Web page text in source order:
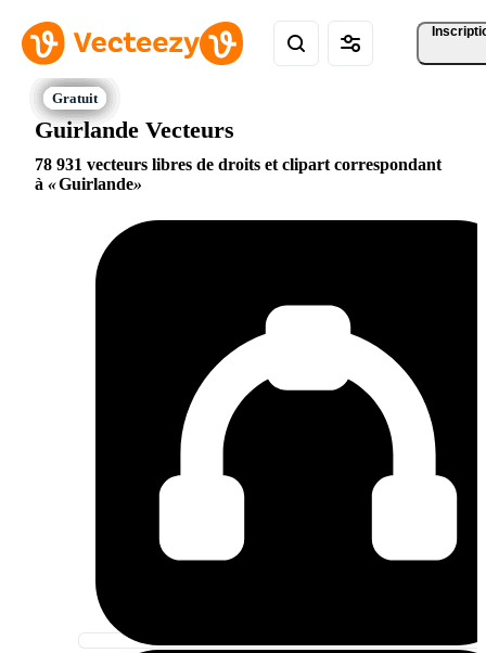
Guirlande Vecteurs
78 931 vecteurs libres de droits et clipart correspondant
à
Guirlande